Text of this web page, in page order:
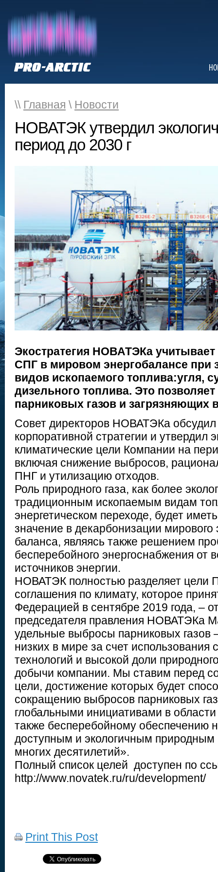
\\ Главная \ Новости
НОВАТЭК утвердил
период до 2030 г
Экостратегия НОВАТЭКа
СПГ в мировом энергобалансе при
видов ископаемого топлива:угля,
дизельного топлива. Это
парниковых газов и загрязняющих
Совет директоров НОВАТЭКа
корпоративной стратегии и утвердил
климатические цели Компании на
включая снижение выбросов,
ПНГ и утилизацию отходов.
Роль природного газа, как более
традиционным ископаемым видам
энергетическом переходе, будет
значение в декарбонизации мирового
баланса, являясь также решением
бесперебойного энергоснабжения от
источников энергии.
НОВАТЭК полностью разделяет цели
соглашения по климату, которое
Федерацией в сентябре 2019 года, –
председателя правления НОВАТЭКа
удельные выбросы парниковых газов
низких в мире за счет использования
технологий и высокой доли
добычи компании. Мы ставим перед
цели, достижение которых будет
сокращению выбросов парниковых
глобальными инициативами в
также бесперебойному обеспечению
доступным и экологичным природным
многих десятилетий».
Полный список целей доступен по
http://www.novatek.ru/ru/development/
Print This Post